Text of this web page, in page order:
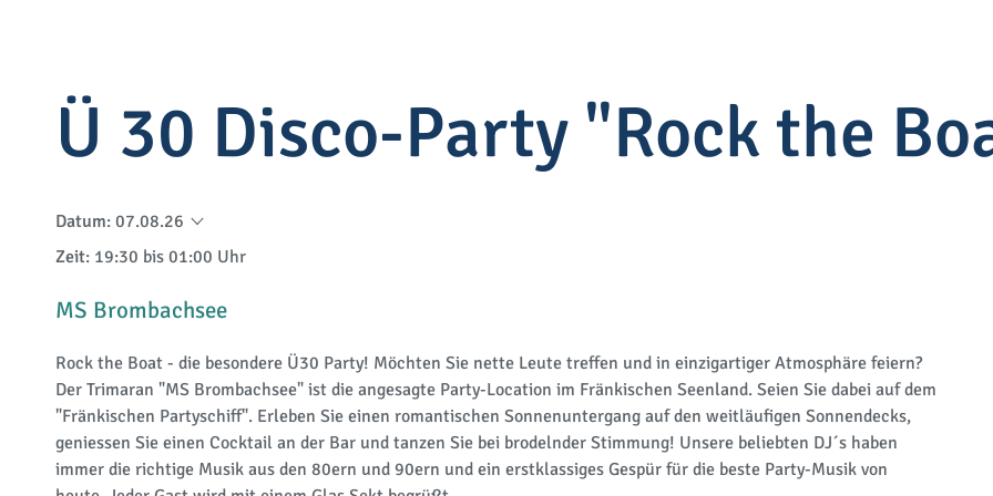
Ü 30 Disco-Party "Rock the
Datum: 07.08.26
Zeit: 19:30 bis 01:00 Uhr
MS Brombachsee
Rock the Boat - die besondere Ü30 Party! Möchten Sie nette Leute treffen und in einzigartiger Atmosphäre feiern?
Der Trimaran "MS Brombachsee" ist die angesagte Party-Location im Fränkischen Seenland. Seien Sie dabei auf dem
"Fränkischen Partyschiff". Erleben Sie einen romantischen Sonnenuntergang auf den weitläufigen Sonnendecks,
geniessen Sie einen Cocktail an der Bar und tanzen Sie bei brodelnder Stimmung! Unsere beliebten DJ´s haben
immer die richtige Musik aus den 80ern und 90ern und ein erstklassiges Gespür für die beste Party-Musik von